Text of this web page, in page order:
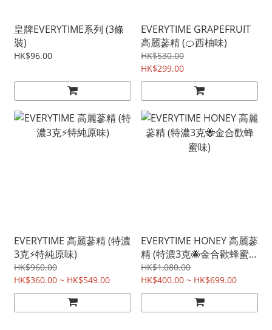
皇牌EVERYTIME系列 (3條
裝)
HK$96.00
EVERYTIME GRAPEFRUIT
高麗蔘精 (🍊西柚味)
HK$530.00
HK$299.00
EVERYTIME 高麗蔘精 (特濃
3克⚡特純原味)
HK$960.00
HK$360.00 ~ HK$549.00
EVERYTIME HONEY 高麗蔘
精 (特濃3克🐝金合歡蜂蜜
味)
HK$1,080.00
HK$400.00 ~ HK$699.00